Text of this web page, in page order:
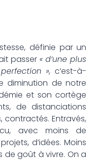
définie par un
passer « d’une plus
», c’est-à-
diminution de notre
et son cortège
de distanciations
contractés. Entravés,
avec moins de
d’idées. Moins
de goût à vivre. On a